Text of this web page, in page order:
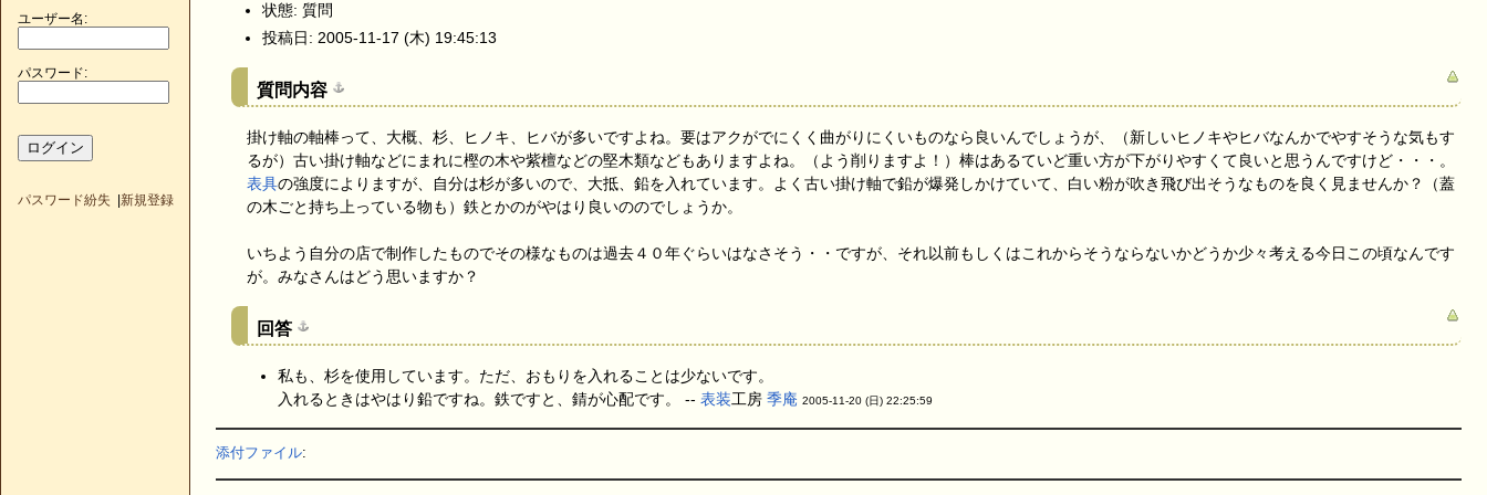
ユーザー名:
パスワード:
パスワード紛失 新規登録
状態: 質問
投稿日: 2005-11-17 (木) 19:45:13
質問内容
掛け軸の軸棒って、大概、杉、ヒノキ、ヒバが多いですよね。要はアクがでにくく曲がりにくいものなら良いんでしょうが、（新しいヒノキやヒバなんかでやすそうな気もす
るが）古い掛け軸などにまれに樫の木や紫檀などの堅木類などもありますよね。（よう削りますよ！）棒はあるていど重い方が下がりやすくて良いと思うんですけど・・・。
表具の強度によりますが、自分は杉が多いので、大抵、鉛を入れています。よく古い掛け軸で鉛が爆発しかけていて、白い粉が吹き飛び出そうなものを良く見ませんか？（蓋
の木ごと持ち上っている物も）鉄とかのがやはり良いののでしょうか。
いちよう自分の店で制作したものでその様なものは過去４０年ぐらいはなさそう・・ですが、それ以前もしくはこれからそうならないかどうか少々考える今日この頃なんです
が。みなさんはどう思いますか？
回答
私も、杉を使用しています。ただ、おもりを入れることは少ないです。
入れるときはやはり鉛ですね。鉄ですと、錆が心配です。 -- 表装工房 季庵 2005-11-20 (日) 22:25:59
添付ファイル: